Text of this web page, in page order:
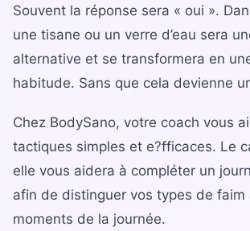
Souvent la réponse sera « oui ».
une tisane ou un verre d’eau sera
alternative et se transformera en
habitude. Sans que cela devienne
Chez BodySano, votre coach vous
tactiques simples et e?fficaces. Le
elle vous aidera à compléter un
afin de distinguer vos types de
moments de la journée.